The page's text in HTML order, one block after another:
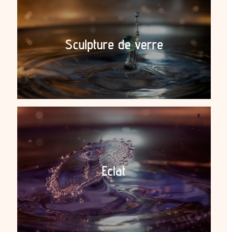
Sculpture de verre
Eclat